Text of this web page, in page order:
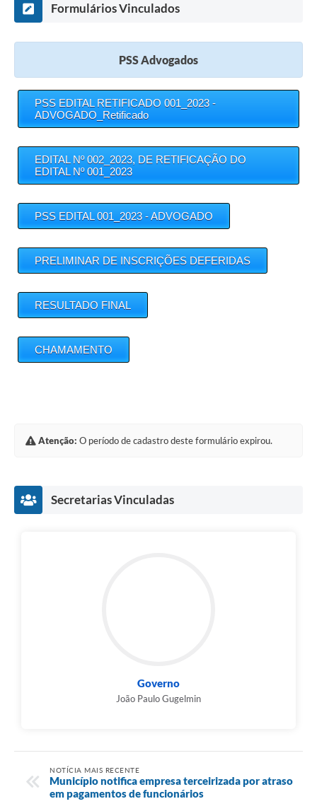
Formulários Vinculados
PSS Advogados
PSS EDITAL RETIFICADO 001_2023 -
ADVOGADO_Retificado
EDITAL Nº 002_2023, DE RETIFICAÇÃO DO
EDITAL Nº 001_2023
PSS EDITAL 001_2023 - ADVOGADO
PRELIMINAR DE INSCRIÇÕES DEFERIDAS
RESULTADO FINAL
CHAMAMENTO
Atenção: O período de cadastro deste formulário expirou.
Secretarias Vinculadas
Governo
João Paulo Gugelmin
NOTÍCIA MAIS RECENTE
Município notifica empresa terceirizada por atraso
em pagamentos de funcionários